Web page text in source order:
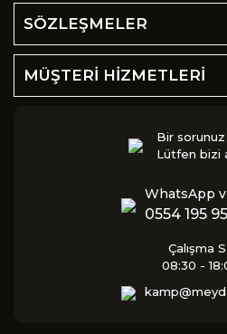
SÖZLEŞMELER
MÜŞTERİ HİZMETLERİ
Bir
Lütfen bizi
WhatsApp
0554 195
Çalışma
08:30 -